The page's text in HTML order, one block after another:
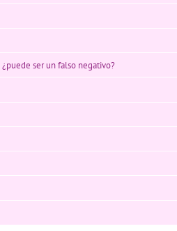
ser un falso negativo?